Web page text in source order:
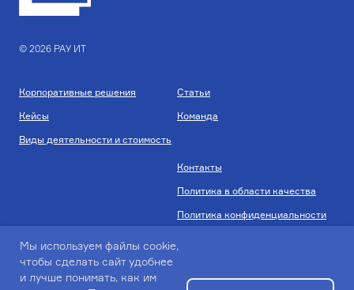
© 2026 РАУ ИТ
Корпоративные решения
Кейсы
Виды деятельности и стоимость
Статьи
Команда
Контакты
Политика в области качества
Политика конфиденциальности
Мы используем файлы cookie,
чтобы сделать сайт удобнее
и лучше понимать, как им